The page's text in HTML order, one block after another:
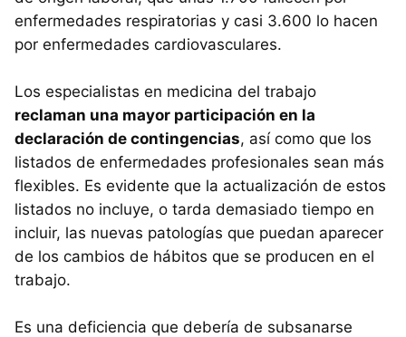
enfermedades respiratorias y casi 3.600 lo hacen
por enfermedades cardiovasculares.
Los especialistas en medicina del trabajo
reclaman una mayor participación en la
declaración de contingencias, así como que los
listados de enfermedades profesionales sean más
flexibles. Es evidente que la actualización de estos
listados no incluye, o tarda demasiado tiempo en
incluir, las nuevas patologías que puedan aparecer
de los cambios de hábitos que se producen en el
trabajo.
Es una deficiencia que debería de subsanarse